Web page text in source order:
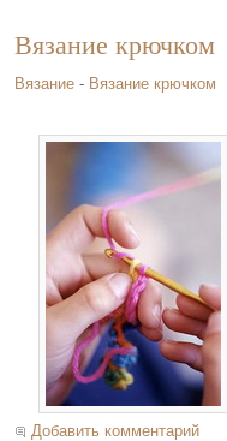
Вязание крючком
Вязание - Вязание крючком
Добавить комментарий